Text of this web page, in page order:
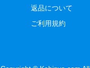
返品について
ご利用規約